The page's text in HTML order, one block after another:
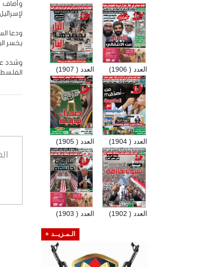
وأضاف
ودعا
يخسر
وشدد
العدد ( 1907) العدد ( 1906)
العدد ( 1905) العدد ( 1904)
العدد ( 1903) العدد ( 1902)
الـمـزيــد +